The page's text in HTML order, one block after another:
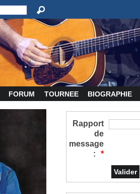
FORUM TOURNEE BIOGRAPHIE
Rapport
de
message
:
*